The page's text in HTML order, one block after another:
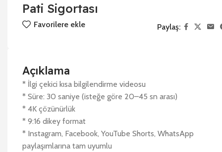
Pati Sigortası
Favorilere ekle Paylaş:
Açıklama
* İlgi çekici kısa bilgilendirme videosu
* Süre: 30 saniye (isteğe göre 20–45 sn arası)
* 4K çözünürlük
* 9:16 dikey format
* Instagram, Facebook, YouTube Shorts, WhatsApp
paylaşımlarına tam uyumlu